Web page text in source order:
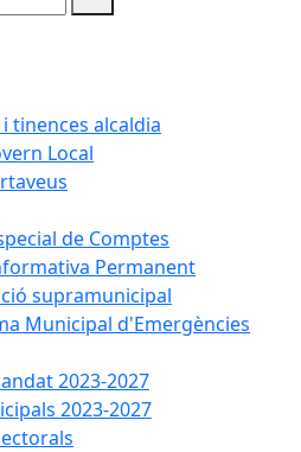
tinences alcaldia
Local
de Comptes
Permanent
supramunicipal
Municipal d'Emergències
2023-2027
2023-2027